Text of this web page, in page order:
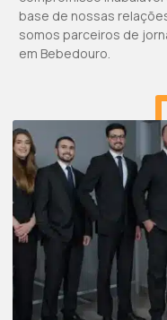
base de nossas
somos parceiros de
em Bebedouro.